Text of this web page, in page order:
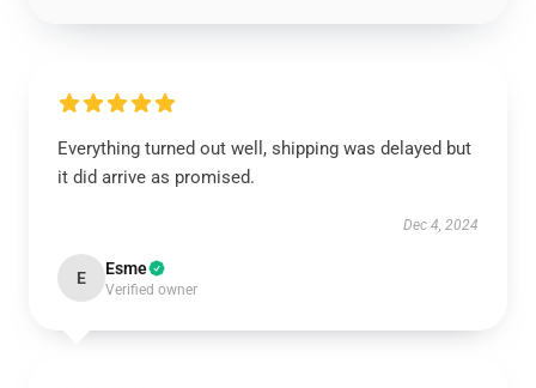
Everything turned out well, shipping was delayed but
it did arrive as promised.
Dec 4, 2024
E Esme
Verified owner